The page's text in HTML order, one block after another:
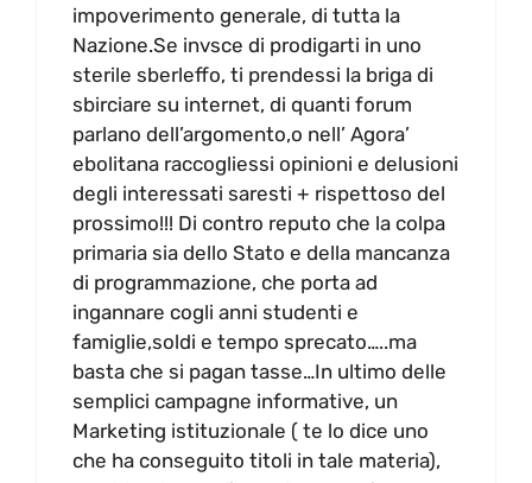
impoverimento generale, di tutta la
Nazione.Se invsce di prodigarti in uno
sterile sberleffo, ti prendessi la briga di
sbirciare su internet, di quanti forum
parlano dell’argomento,o nell’ Agora’
ebolitana raccogliessi opinioni e delusioni
degli interessati saresti + rispettoso del
prossimo!!! Di contro reputo che la colpa
primaria sia dello Stato e della mancanza
di programmazione, che porta ad
ingannare cogli anni studenti e
famiglie,soldi e tempo sprecato…..ma
basta che si pagan tasse…In ultimo delle
semplici campagne informative, un
Marketing istituzionale ( te lo dice uno
che ha conseguito titoli in tale materia),